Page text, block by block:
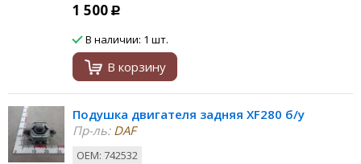
1 500 Р
В наличии: 1 шт.
В корзину
Подушка двигателя задняя XF280 б/у
Пр-ль:DAF
ОЕМ: 742532